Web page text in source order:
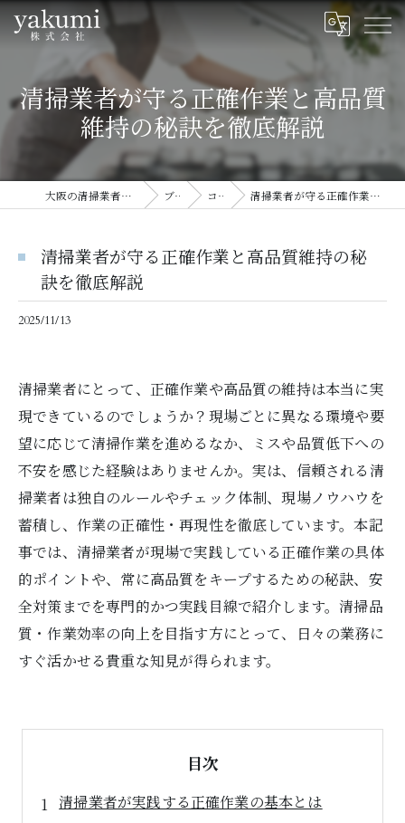
清掃業者が守る正確作業と高品質
維持の秘訣を徹底解説
大阪の清掃業者ならyakumi株式会社 ブログ コラム 清掃業者が守る正確作業と高品質維持の秘訣を徹底解説
清掃業者が守る正確作業と高品質維持の秘
訣を徹底解説
2025/11/13
清掃業者にとって、正確作業や高品質の維持は本当に実
現できているのでしょうか？現場ごとに異なる環境や要
望に応じて清掃作業を進めるなか、ミスや品質低下への
不安を感じた経験はありませんか。実は、信頼される清
掃業者は独自のルールやチェック体制、現場ノウハウを
蓄積し、作業の正確性・再現性を徹底しています。本記
事では、清掃業者が現場で実践している正確作業の具体
的ポイントや、常に高品質をキープするための秘訣、安
全対策までを専門的かつ実践目線で紹介します。清掃品
質・作業効率の向上を目指す方にとって、日々の業務に
すぐ活かせる貴重な知見が得られます。
目次
清掃業者が実践する正確作業の基本とは